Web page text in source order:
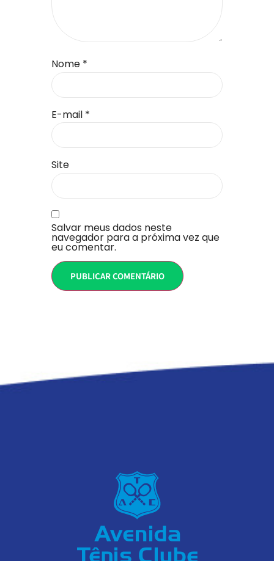
Nome *
E-mail *
Site
Salvar meus dados neste
navegador para a próxima vez que
eu comentar.